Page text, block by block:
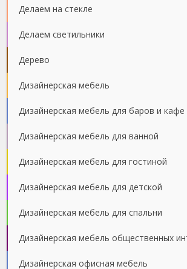
Делаем на стекле
Делаем светильники
Дерево
Дизайнерская мебель
Дизайнерская мебель для баров и кафе
Дизайнерская мебель для ванной
Дизайнерская мебель для гостиной
Дизайнерская мебель для детской
Дизайнерская мебель для спальни
Дизайнерская мебель общественных
Дизайнерская офисная мебель